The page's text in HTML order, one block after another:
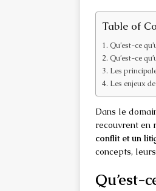
Table of
Qu’est-ce
Qu’est-ce
Les
Les enjeux
Dans le
recouvrent en
conflit et un
concepts,
Qu’est-